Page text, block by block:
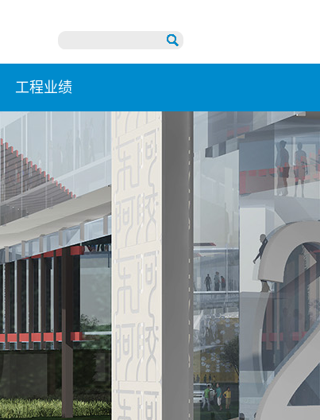
工程业绩